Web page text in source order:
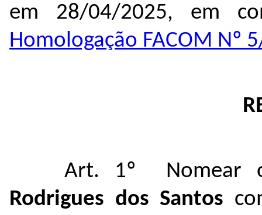
em 28/04/2025, em
Homologação FACOM Nº
Art. 1º Nomear
Rodrigues dos Santos